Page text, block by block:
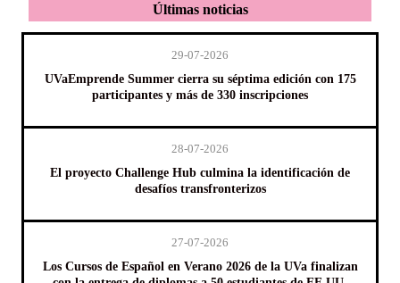
Últimas noticias
29-07-2026
UVaEmprende Summer cierra su séptima edición con 175
participantes y más de 330 inscripciones
28-07-2026
El proyecto Challenge Hub culmina la identificación de
desafíos transfronterizos
27-07-2026
Los Cursos de Español en Verano 2026 de la UVa finalizan